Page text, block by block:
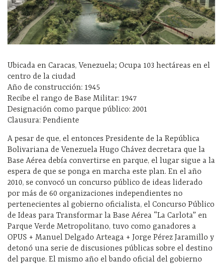
Ubicada en Caracas, Venezuela; Ocupa 103 hectáreas en el
centro de la ciudad
Año de construcción: 1945
Recibe el rango de Base Militar: 1947
Designación como parque público: 2001
Clausura: Pendiente
A pesar de que, el entonces Presidente de la República
Bolivariana de Venezuela Hugo Chávez decretara que la
Base Aérea debía convertirse en parque, el lugar sigue a la
espera de que se ponga en marcha este plan. En el año
2010, se convocó un concurso público de ideas liderado
por más de 60 organizaciones independientes no
pertenecientes al gobierno oficialista, el Concurso Público
de Ideas para Transformar la Base Aérea “La Carlota” en
Parque Verde Metropolitano, tuvo como ganadores a
OPUS + Manuel Delgado Arteaga + Jorge Pérez Jaramillo y
detonó una serie de discusiones públicas sobre el destino
del parque. El mismo año el bando oficial del gobierno